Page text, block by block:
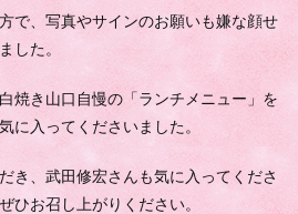
で、写真やサインのお願いも嫌な顔せ
した。
焼き山口自慢の「ランチメニュー」を
に入ってくださいました。
き、武田修宏さんも気に入ってくださ
ひお召し上がりください。